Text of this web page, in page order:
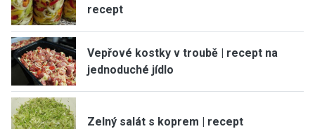
recept
Vepřové kostky v troubě | recept na
jednoduché jídlo
Zelný salát s koprem | recept